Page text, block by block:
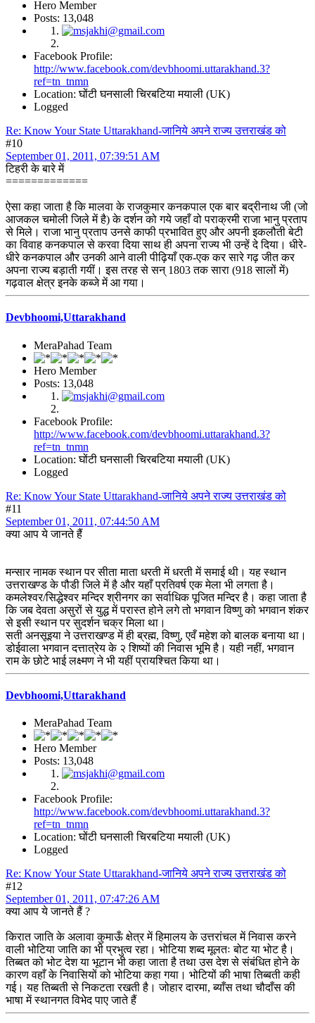
Hero Member
Posts: 13,048
Facebook Profile:
http://www.facebook.com/devbhoomi.uttarakhand.3?
ref=tn_tnmn
Location: घोंटी घनसाली चिरबटिया मयाली (UK)
Logged
Re: Know Your State Uttarakhand-जानिये अपने राज्य उत्तराखंड को
#10
September 01, 2011, 07:39:51 AM
टिहरी के बारे में
=============
ऐसा कहा जाता है कि मालवा के राजकुमार कनकपाल एक बार बद्रीनाथ जी (जो
आजकल चमोली जिले में है) के दर्शन को गये जहाँ वो पराक्रमी राजा भानु प्रताप
से मिले। राजा भानु प्रताप उनसे काफी प्रभावित हुए और अपनी इकलौती बेटी
का विवाह कनकपाल से करवा दिया साथ ही अपना राज्‍य भी उन्‍हें दे दिया। धीरे-
धीरे कनकपाल और उनकी आने वाली पीढ़ियाँ एक-एक कर सारे गढ़ जीत कर
अपना राज्‍य बड़ाती गयीं। इस तरह से सन्‌ 1803 तक सारा (918 सालों में)
गढ़वाल क्षेत्र इनके कब्‍जे में आ गया।
Devbhoomi,Uttarakhand
MeraPahad Team
Hero Member
Posts: 13,048
Facebook Profile:
http://www.facebook.com/devbhoomi.uttarakhand.3?
ref=tn_tnmn
Location: घोंटी घनसाली चिरबटिया मयाली (UK)
Logged
Re: Know Your State Uttarakhand-जानिये अपने राज्य उत्तराखंड को
#11
September 01, 2011, 07:44:50 AM
क्या आप ये जानते हैं
मन्सार नामक स्थान पर सीता माता धरती में धरती में समाई थी। यह स्थान
उत्तराखण्ड के पौडी जिले में है और यहाँ प्रतिवर्ष एक मेला भी लगता है।
कमलेश्वर/सिद्धेश्वर मन्दिर श्रीनगर का सर्वाधिक पूजित मन्दिर है। कहा जाता है
कि जब देवता असुरों से युद्ध में परास्त होने लगे तो भगवान विष्णु को भगवान शंकर
से इसी स्थान पर सुदर्शन चक्र मिला था।
सती अनसूइया ने उत्तराखण्ड में ही ब्रह्म, विष्णु, एवँ महेश को बालक बनाया था।
डोईवाला भगवान दत्तात्रेय के २ शिष्यों की निवास भूमि है। यही नहीं, भगवान
राम के छोटे भाई लक्ष्मण ने भी यहीं प्रायश्चित किया था।
Devbhoomi,Uttarakhand
MeraPahad Team
Hero Member
Posts: 13,048
Facebook Profile:
http://www.facebook.com/devbhoomi.uttarakhand.3?
ref=tn_tnmn
Location: घोंटी घनसाली चिरबटिया मयाली (UK)
Logged
Re: Know Your State Uttarakhand-जानिये अपने राज्य उत्तराखंड को
#12
September 01, 2011, 07:47:26 AM
क्या आप ये जानते हैं ?
किरात जाति के अलावा कुमाऊँ क्षेत्र में हिमालय के उत्तरांचल में निवास करने
वाली भोटिया जाति का भी प्रभुत्व रहा। भोटिया शब्द मूलतः बोट या भोट है।
तिब्बत को भोट देश या भूटान भी कहा जाता है तथा उस देश से संबंधित होने के
कारण वहाँ के निवासियों को भोटिया कहा गया। भोटियों की भाषा तिब्बती कही
गई। यह तिब्बती से निकटता रखती है। जोहार दारमा, ब्याँस तथा चौदाँस की
भाषा में स्थानगत विभेद पाए जाते हैं